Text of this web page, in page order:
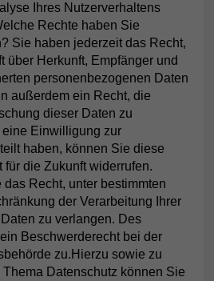
Ihres Nutzerverhaltens
Rechte haben Sie
Sie haben jederzeit das Recht,
über Herkunft, Empfänger und
personenbezogenen Daten
außerdem ein Recht, die
dieser Daten zu
Einwilligung zur
haben, können Sie diese
die Zukunft widerrufen.
Recht, unter bestimmten
der Verarbeitung Ihrer
zu verlangen. Des
Beschwerderecht bei der
zu.Hierzu sowie zu
Datenschutz können Sie